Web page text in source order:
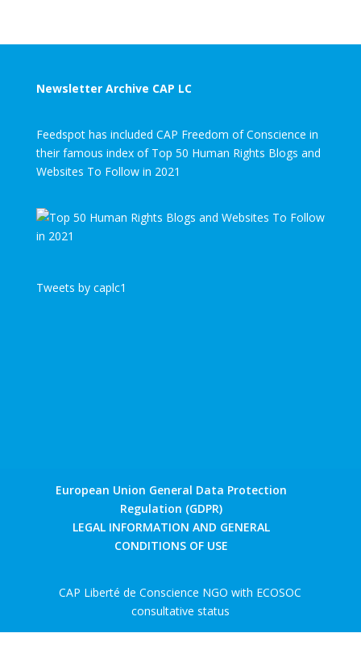
Newsletter Archive CAP LC
Feedspot has included CAP Freedom of Conscience in
their famous index of Top 50 Human Rights Blogs and
Websites To Follow in 2021
Tweets by caplc1
European Union General Data Protection
Regulation (GDPR)
LEGAL INFORMATION AND GENERAL
CONDITIONS OF USE
CAP Liberté de Conscience NGO with ECOSOC
consultative status